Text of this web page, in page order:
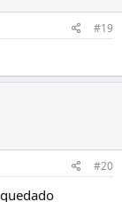
#19
#20